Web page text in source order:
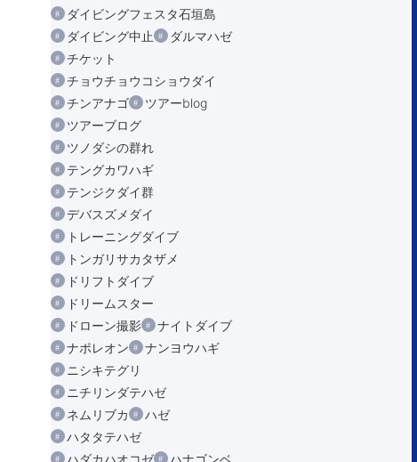
ダイビングフェスタ石垣島
ダイビング中止
ダルマハゼ
チケット
チョウチョウコショウダイ
チンアナゴ
ツアーblog
ツアーブログ
ツノダシの群れ
テングカワハギ
テンジクダイ群
デバスズメダイ
トレーニングダイブ
トンガリサカタザメ
ドリフトダイブ
ドリームスター
ドローン撮影
ナイトダイブ
ナポレオン
ナンヨウハギ
ニシキテグリ
ニチリンダテハゼ
ネムリブカ
ハゼ
ハタタテハゼ
ハダカハオコゼ
ハナゴンベ